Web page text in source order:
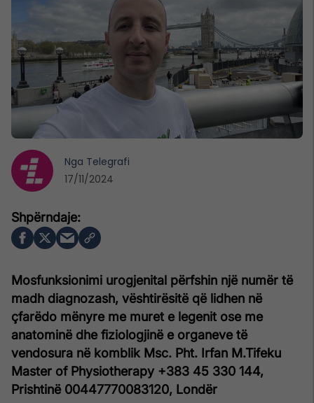
Mosfunksionimi urogjenital përfshin një numër të
madh diagnozash, vështirësitë që lidhen në
çfarëdo mënyre me muret e legenit ose me
anatominë dhe fiziologjinë e organeve të
vendosura në komblik Msc. Pht. Irfan M.Tifeku
Master of Physiotherapy +383 45 330 144,
Prishtinë 00447770083120, Londër
Nga Telegrafi
17/11/2024